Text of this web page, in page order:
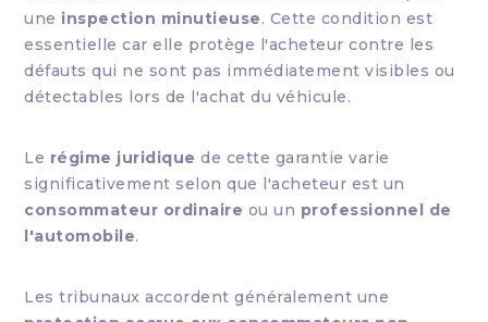
une inspection minutieuse. Cette condition est
essentielle car elle protège l'acheteur contre les
défauts qui ne sont pas immédiatement visibles ou
détectables lors de l'achat du véhicule.
Le régime juridique de cette garantie varie
significativement selon que l'acheteur est un
consommateur ordinaire ou un professionnel de
l'automobile.
Les tribunaux accordent généralement une